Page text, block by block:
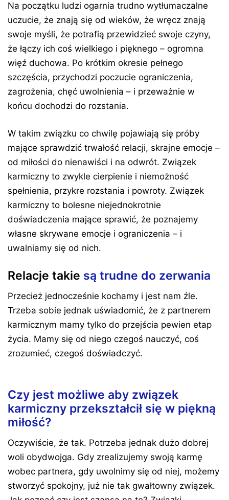
Na początku ludzi ogarnia trudno wytłumaczalne
uczucie, że znają się od wieków, że wręcz znają
swoje myśli, że potrafią przewidzieć swoje czyny,
że łączy ich coś wielkiego i pięknego – ogromna
więź duchowa. Po krótkim okresie pełnego
szczęścia, przychodzi poczucie ograniczenia,
zagrożenia, chęć uwolnienia – i przeważnie w
końcu dochodzi do rozstania.
W takim związku co chwilę pojawiają się próby
mające sprawdzić trwałość relacji, skrajne emocje –
od miłości do nienawiści i na odwrót. Związek
karmiczny to zwykle cierpienie i niemożność
spełnienia, przykre rozstania i powroty. Związek
karmiczny to bolesne niejednokrotnie
doświadczenia mające sprawić, że poznajemy
własne skrywane emocje i ograniczenia – i
uwalniamy się od nich.
Relacje takie są trudne do zerwania
Przecież jednocześnie kochamy i jest nam źle.
Trzeba sobie jednak uświadomić, że z partnerem
karmicznym mamy tylko do przejścia pewien etap
życia. Mamy się od niego czegoś nauczyć, coś
zrozumieć, czegoś doświadczyć.
Czy jest możliwe aby związek
karmiczny przekształcił się w piękną
miłość?
Oczywiście, że tak. Potrzeba jednak dużo dobrej
woli obydwojga. Gdy zrealizujemy swoją karmę
wobec partnera, gdy uwolnimy się od niej, możemy
stworzyć spokojny, już nie tak gwałtowny związek.